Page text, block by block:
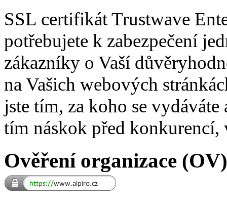
SSL certifikát Trustwave
potřebujete k zabezpečení
zákazníky o Vaší
na Vašich webových
jste tím, za koho se
tím náskok před konkurencí,
Ověření organizace (OV)